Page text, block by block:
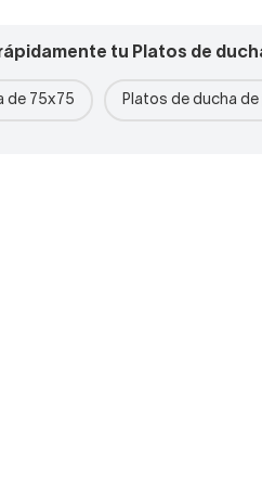
tu Platos de
de 75x75 Platos de ducha